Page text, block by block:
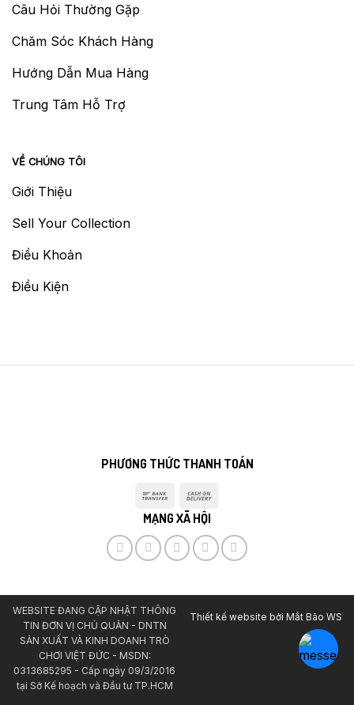
Câu Hỏi Thường Gặp
Chăm Sóc Khách Hàng
Hướng Dẫn Mua Hàng
Trung Tâm Hỗ Trợ
VỀ CHÚNG TÔI
Giới Thiệu
Sell Your Collection
Điều Khoản
Điều Kiện
PHƯƠNG THỨC THANH TOÁN
Bank
Transfer
Delivery
MẠNG XÃ HỘI
Thiết kế website bởi Mắt Bão WS
WEBSITE ĐANG CẬP NHẬT THÔNG
TIN ĐƠN VỊ CHỦ QUẢN - DNTN
SẢN XUẤT VÀ KINH DOANH TRÒ
CHƠI VIỆT ĐỨC - MSDN:
0313685295 - Cấp ngày 09/3/2016
tại Sở Kế hoạch và Đầu tư TP.HCM